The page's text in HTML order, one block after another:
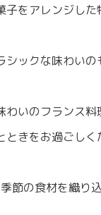
子をアレンジした
シックな味わい
わいのフランス料
ときをお過ごしく
節の食材を織り